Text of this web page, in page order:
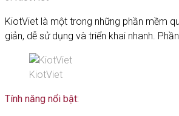
KiotViet là một trong những phần mềm
giản, dễ sử dụng và triển khai nhanh.
KiotViet
Tính năng nổi bật: